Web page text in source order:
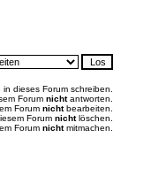
in dieses Forum schreiben.
Forum nichtantworten.
Forum nichtbearbeiten.
Forum nichtlöschen.
Forum nichtmitmachen.